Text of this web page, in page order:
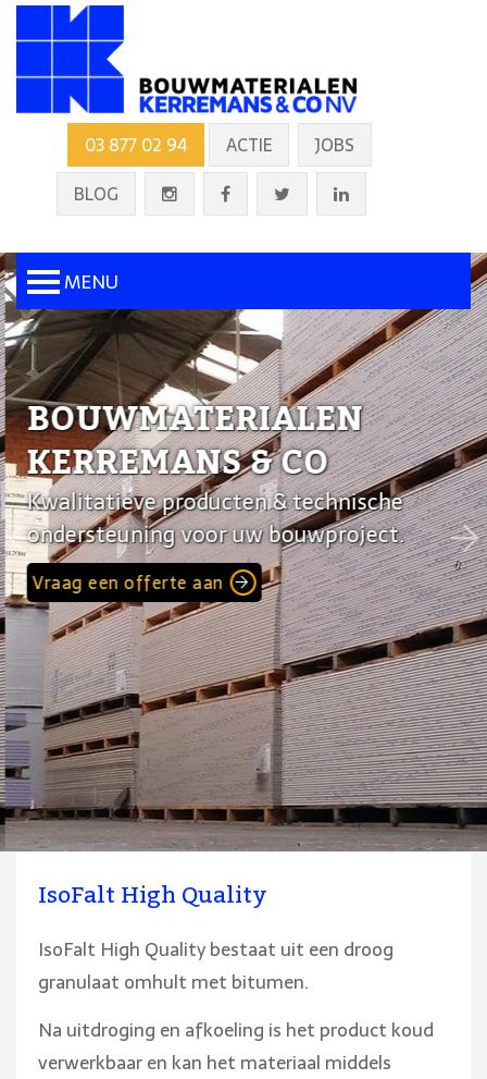
03 877 02 94 ACTIE
JOBS
BLOG
MENU
BOUWMATERIALEN
KERREMANS & CO
Kwalitatieve producten & technische
ondersteuning voor uw bouwproject.
Vraag een offerte aan
IsoFalt High Quality
IsoFalt High Quality bestaat uit een droog
granulaat omhult met bitumen.
Na uitdroging en afkoeling is het product koud
verwerkbaar en kan het materiaal middels